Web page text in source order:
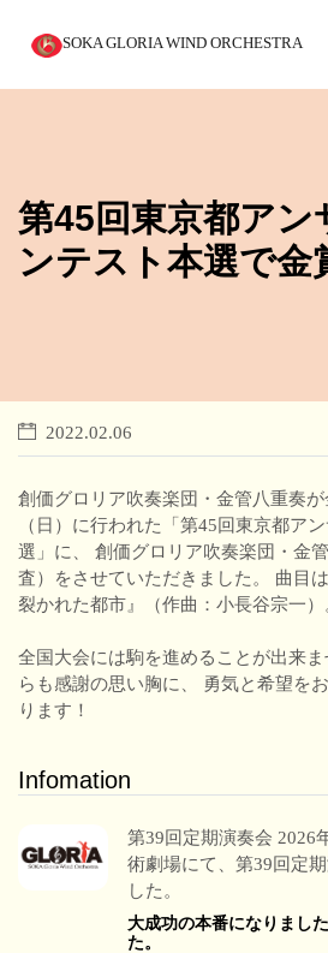
SOKA GLORIA WIND ORCHESTRA
第45回東京都アン
ンテスト本選で金
2022.02.06
創価グロリア吹奏楽団・金管八重奏
（日）に行われた「第45回東京都ア
選」に、 創価グロリア吹奏楽団・金
査）をさせていただきました。 曲目
裂かれた都市』（作曲：小長谷宗一）
全国大会には駒を進めることが出来
らも感謝の思い胸に、 勇気と希望を
ります！
Infomation
第39回定期演奏会 2026
術劇場にて、第39回定
した。
大成功の本番になりまし
た。